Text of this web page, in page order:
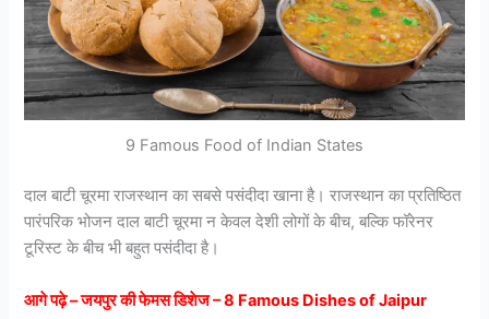
9 Famous Food of Indian States
दाल बाटी चूरमा राजस्थान का सबसे पसंदीदा खाना है। राजस्थान का प्रतिष्ठित
पारंपरिक भोजन दाल बाटी चूरमा न केवल देशी लोगों के बीच, बल्कि फॉरेनर
टूरिस्ट के बीच भी बहुत पसंदीदा है।
आगे पढ़े – जयपुर की फेमस डिशेज – 8 Famous Dishes of Jaipur